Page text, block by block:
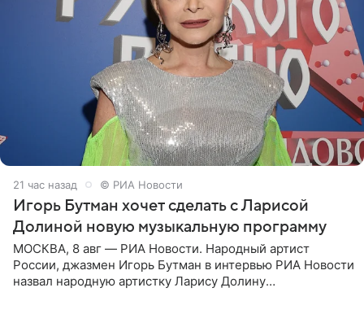
21 час назад © РИА Новости
Игорь Бутман хочет сделать с Ларисой
Долиной новую музыкальную программу
МОСКВА, 8 авг — РИА Новости. Народный артист
России, джазмен Игорь Бутман в интервью РИА Новости
назвал народную артистку Ларису Долину